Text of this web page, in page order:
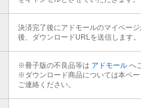
決済完了後にアドモールのマイペー
後、ダウンロードURLを送信します。
※冊子版の不良品等は アドモールへ
※ダウンロード商品については本ペ
ご連絡ください。